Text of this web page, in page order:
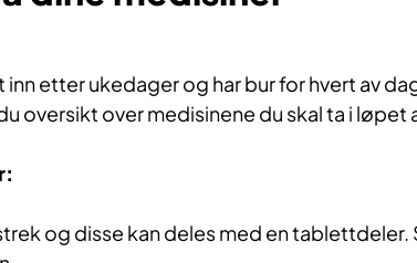
etter ukedager og har bur for hvert av
oversikt over medisinene du skal ta i løpet
og disse kan deles med en tablettdeler.